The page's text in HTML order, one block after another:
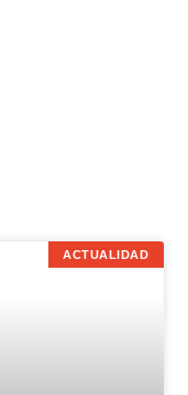
ACTUALIDAD